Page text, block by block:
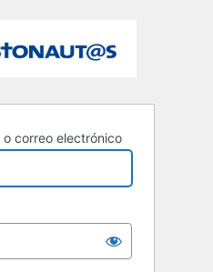
correo electrónico